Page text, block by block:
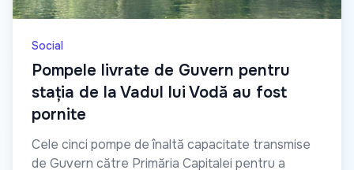
Social
Pompele livrate de Guvern pentru
stația de la Vadul lui Vodă au fost
pornite
Cele cinci pompe de înaltă capacitate transmise
de Guvern către Primăria Capitalei pentru a